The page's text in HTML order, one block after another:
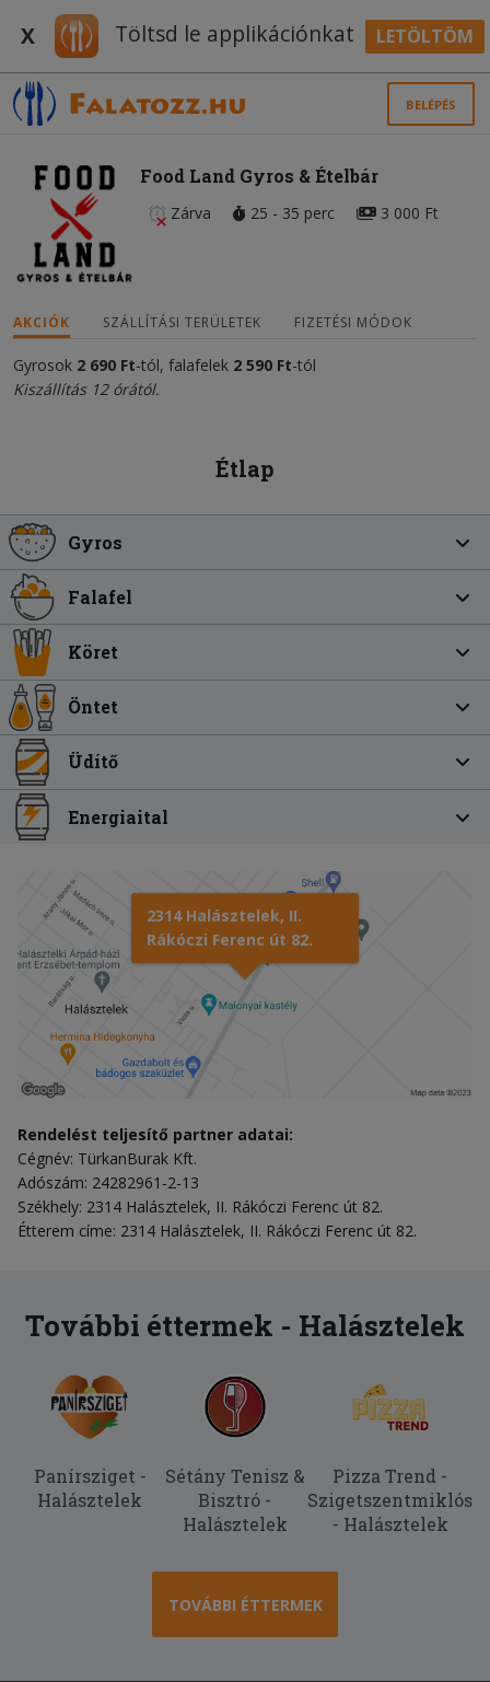
X Töltsd le applikációnkat LETÖLTÖM
BELÉPÉS
Food Land Gyros & Ételbár
Zárva 25 - 35 perc 3 000 Ft
AKCIÓK SZÁLLÍTÁSI TERÜLETEK FIZETÉSI MÓDOK
Gyrosok 2 690 Ft-tól, falafelek 2 590 Ft-tól
Kiszállítás 12 órától.
Étlap
Gyros
Falafel
Köret
Öntet
Üdítő
Energiaital
2314 Halásztelek, II.
Rákóczi Ferenc út 82.
Rendelést teljesítő partner adatai:
Cégnév: TürkanBurak Kft.
Adószám: 24282961-2-13
Székhely: 2314 Halásztelek, II. Rákóczi Ferenc út 82.
Étterem címe: 2314 Halásztelek, II. Rákóczi Ferenc út 82.
További éttermek - Halásztelek
Panírsziget -
Halásztelek
Sétány Tenisz &
Bisztró -
Halásztelek
Pizza Trend -
Szigetszentmiklós
- Halásztelek
TOVÁBBI ÉTTERMEK